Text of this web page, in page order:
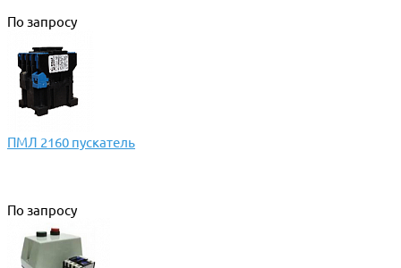
По запросу
ПМЛ 2160 пускатель
По запросу